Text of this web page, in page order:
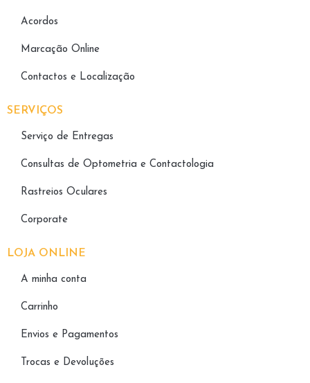
Acordos
Marcação Online
Contactos e Localização
SERVIÇOS
Serviço de Entregas
Consultas de Optometria e Contactologia​
Rastreios Oculares
Corporate
LOJA ONLINE
A minha conta
Carrinho
Envios e Pagamentos
Trocas e Devoluções